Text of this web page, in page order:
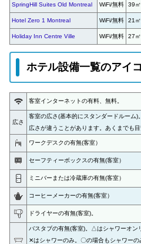
SpringHill Suites Old Montreal WiFi/無料 39
Hotel Zero 1 Montreal WiFi/無料 21
Holiday Inn Centre Ville WiFi/無料 27
ホテル設備一覧のアイ
客室インターネットの有料、無料。
広さ
客室の広さ(基本的にスタンダードルーム)
広さが違うことがあります。 あくまでも
ワークデスクの有無(客室）
セーフティーボックスの有無(客室）
ミニバーまたは冷蔵庫の有無(客室）
コーヒーメーカーの有無(客室）
ドライヤーの有無(客室)。
バスタブの有無(客室)。△はシャワーオン
✕はシャワーのみ。〇の場合もシャワーの